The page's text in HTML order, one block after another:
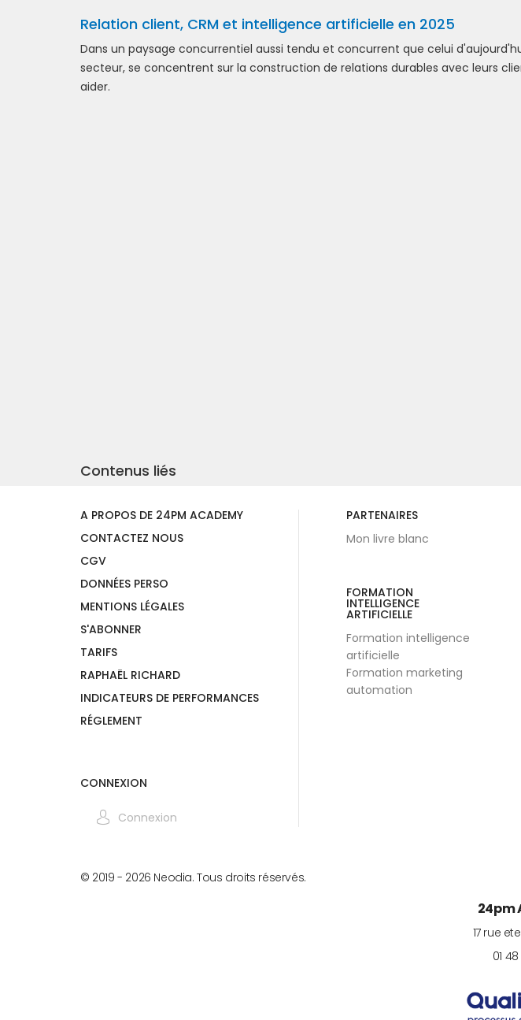
Relation client, CRM et intelligence artificielle en 2025
Dans un paysage concurrentiel aussi tendu et concurrent que celui
secteur, se concentrent sur la construction de relations durables avec leurs
aider.
Contenus liés
A PROPOS DE 24PM ACADEMY
CONTACTEZ NOUS
CGV
DONNÉES PERSO
MENTIONS LÉGALES
S'ABONNER
TARIFS
RAPHAËL RICHARD
INDICATEURS DE PERFORMANCES
RÉGLEMENT
CONNEXION
Connexion
PARTENAIRES
Mon livre blanc
FORMATION
INTELLIGENCE
ARTIFICIELLE
Formation intelligence
artificielle
Formation marketing
automation
© 2019 - 2026 Neodia. Tous droits réservés.
24pm
17 rue
01